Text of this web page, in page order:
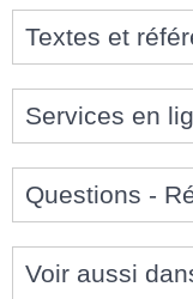
Textes et
Services en
Questions -
Voir aussi